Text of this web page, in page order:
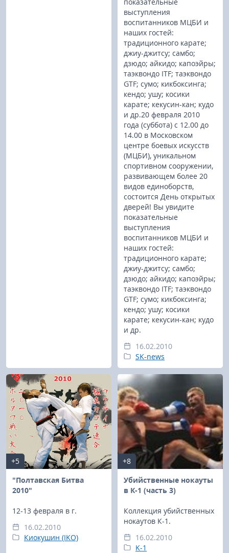
выступления
воспитанников МЦБИ и
наших гостей:
традиционного карате;
джиу-джитсу; самбо;
дзюдо; айкидо; капоэйры;
таэквондо ITF; таэквондо
GTF; сумо; кикбоксинга;
кендо; ушу; косики
карате; кекусин-кан; кудо
и др.20 февраля 2010
года (суббота) с 12.00 до
14.00 в Московском
центре боевых искусств
(МЦБИ), уникальном
спортивном сооружении,
развивающем более 20
видов единоборств,
состоится День открытых
дверей! Вы увидите
показательные
выступления
воспитанников МЦБИ и
наших гостей:
традиционного карате;
джиу-джитсу; самбо;
дзюдо; айкидо; капоэйры;
таэквондо ITF; таэквондо
GTF; сумо; кикбоксинга;
кендо; ушу; косики
карате; кекусин-кан; кудо
и др.
16.02.2010
SK-news
+5
"Полтавская Битва
2010"
12-13 февраля в г.
16.02.2010
Киокушин (IKO)
+8
Убийственные нокауты
в К-1 (часть 3)
Коллекция убийственных
нокаутов К-1.
16.02.2010
K-1